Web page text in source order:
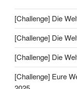
[Challenge] Die
[Challenge] Die
[Challenge] Die
[Challenge] Eure